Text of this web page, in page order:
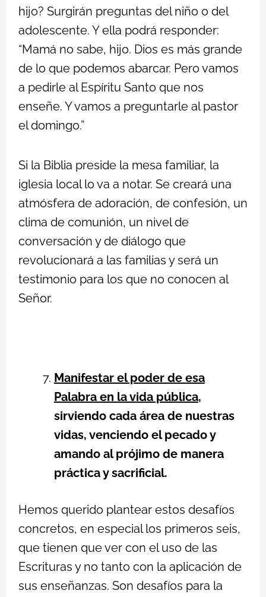
hijo? Surgirán preguntas del niño o del
adolescente. Y ella podrá responder:
“Mamá no sabe, hijo. Dios es más grande
de lo que podemos abarcar. Pero vamos
a pedirle al Espíritu Santo que nos
enseñe. Y vamos a preguntarle al pastor
el domingo.”
Si la Biblia preside la mesa familiar, la
iglesia local lo va a notar. Se creará una
atmósfera de adoración, de confesión, un
clima de comunión, un nivel de
conversación y de diálogo que
revolucionará a las familias y será un
testimonio para los que no conocen al
Señor.
Manifestar el poder de esa
Palabra en la vida pública,
sirviendo cada área de nuestras
vidas, venciendo el pecado y
amando al prójimo de manera
práctica y sacrificial.
Hemos querido plantear estos desafíos
concretos, en especial los primeros seis,
que tienen que ver con el uso de las
Escrituras y no tanto con la aplicación de
sus enseñanzas. Son desafíos para la